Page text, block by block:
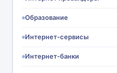
Образование
Интернет-сервисы
Интернет-банки